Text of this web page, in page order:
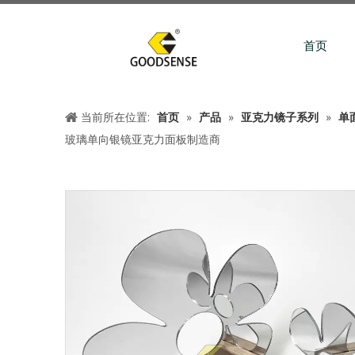
首页
当前所在位置: 首页 » 产品 » 亚克力镜子系列 » 单
玻璃单向银镜亚克力面板制造商